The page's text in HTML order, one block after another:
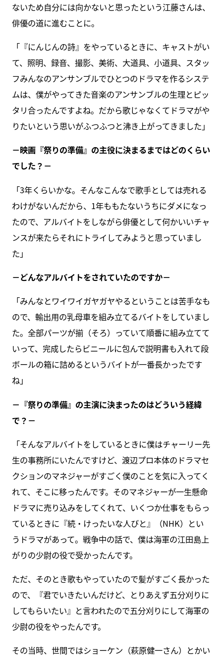
ないため自分には向かないと思ったという江藤さんは、
俳優の道に進むことに。
「『にんじんの詩』をやっているときに、キャストがい
て、照明、録音、撮影、美術、大道具、小道具、スタッ
フみんなのアンサンブルでひとつのドラマを作るシステ
ムは、僕がやってきた音楽のアンサンブルの生理とピッ
タリ合ったんですよね。だから歌じゃなくてドラマがや
りたいという思いがふつふつと沸き上がってきました」
－映画『祭りの準備』の主役に決まるまではどのくらい
でした？－
「3年くらいかな。そんなこんなで歌手としては売れる
わけがないんだから、1年ももたないうちにダメになっ
たので、アルバイトをしながら俳優として何かいいチャ
ンスが来たらそれにトライしてみようと思っていまし
た」
－どんなアルバイトをされていたのですか－
「みんなとワイワイガヤガヤやるということは苦手なも
ので、輸出用の乳母車を組み立てるバイトをしていまし
た。全部パーツが揃（そろ）っていて順番に組み立てて
いって、完成したらビニールに包んで説明書も入れて段
ボールの箱に詰めるというバイトが一番長かったです
ね」
－『祭りの準備』の主演に決まったのはどういう経緯
で？－
「そんなアルバイトをしているときに僕はチャーリー先
生の事務所にいたんですけど、渡辺プロ本体のドラマセ
クションのマネジャーがすごく僕のことを気に入ってく
れて、そこに移ったんです。そのマネジャーが一生懸命
ドラマに売り込みをしてくれて、いくつか仕事をもらっ
ているときに『続・けったいな人びと』（NHK）とい
うドラマがあって。戦争中の話で、僕は海軍の江田島上
がりの少尉の役で受かったんです。
ただ、そのとき歌もやっていたので髪がすごく長かった
ので、『君でいきたいんだけど、とりあえず五分刈りに
してもらいたい』と言われたので五分刈りにして海軍の
少尉の役をやったんです。
その当時、世間ではショーケン（萩原健一さん）とかい